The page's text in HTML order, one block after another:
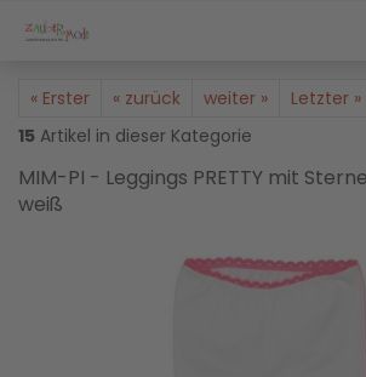
« Erster « zurück weiter »
Letzter »
15 Artikel in dieser Kategorie
MIM-PI - Leggings PRETTY mit
weiß